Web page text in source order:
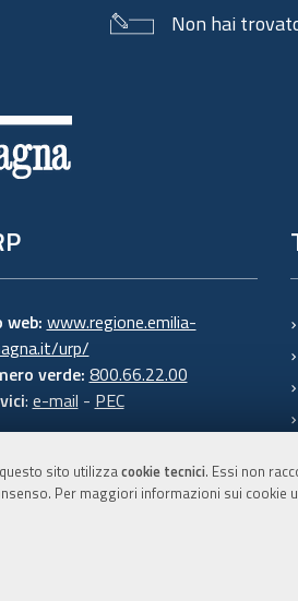
sito utilizzacookie tecnici. Essi non
Per maggiori informazioni sui cookie
Non hai
web: www.regione.emilia-
urp/
verde: 800.66.22.00
: e-mail - PEC